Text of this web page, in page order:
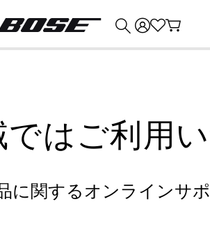
はご利用
関するオンラインサ